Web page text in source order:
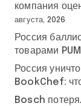
компания
августа, 2026
Россия
товарами
Россия
BookChef:
Bosch